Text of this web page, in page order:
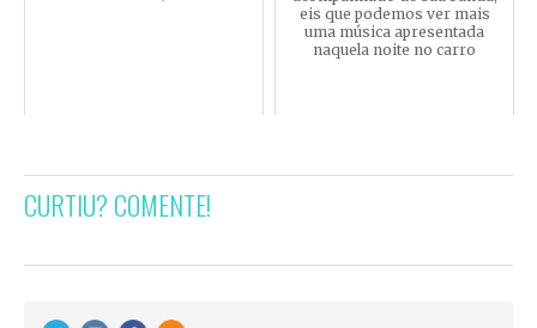
eis que podemos ver mais
uma música apresentada
naquela noite no carro
CURTIU? COMENTE!